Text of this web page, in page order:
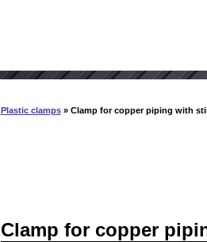
Plastic clamps» Clamp for copper piping with
Clamp for copper